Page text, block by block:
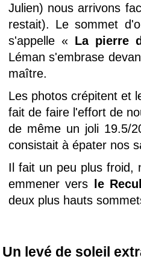
Julien) nous arrivons
restait). Le sommet
s'appelle « La pierre
Léman s'embrase
maître.
Les photos crépitent et
fait de faire l'effort de
de même un joli 19.5/
consistait à épater nos
Il fait un peu plus froid,
emmener vers
le
deux plus hauts
Un levé de soleil